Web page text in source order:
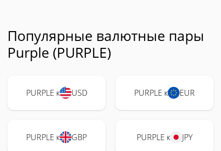
Популярные валютные пары
Purple (PURPLE)
PURPLE к USD PURPLE к EUR
PURPLE к GBP PURPLE к JPY